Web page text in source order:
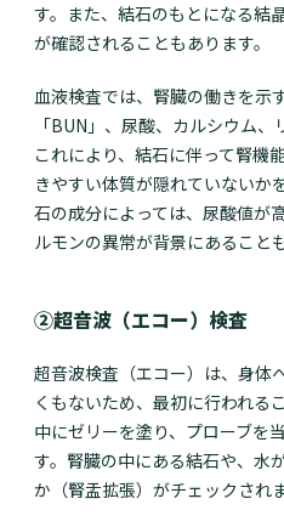
す。また、結石のもとになる結
が確認されることもあります。
血液検査では、腎臓の働きを示
「BUN」、尿酸、カルシウム、
これにより、結石に伴って腎機
きやすい体質が隠れていないか
石の成分によっては、尿酸値が
ルモンの異常が背景にあること
②超音波（エコー）検査
超音波検査（エコー）は、身体
くもないため、最初に行われる
中にゼリーを塗り、プローブを
す。腎臓の中にある結石や、水
か（腎盂拡張）がチェックされま